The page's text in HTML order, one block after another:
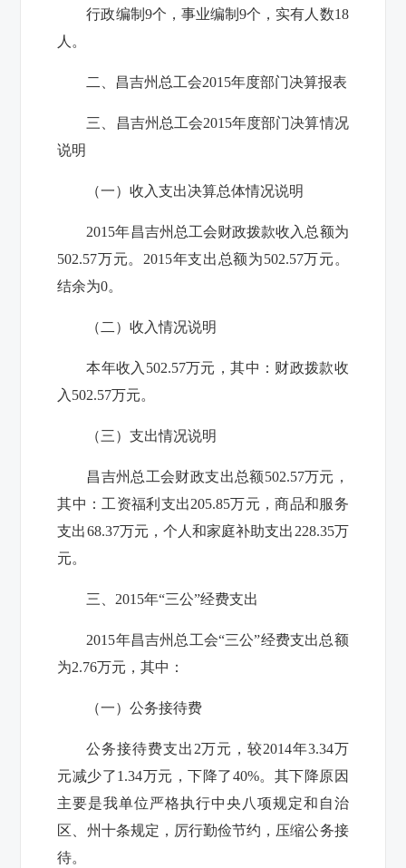
行政编制9个，事业编制9个，实有人数18
人。
二、昌吉州总工会2015年度部门决算报表
三、昌吉州总工会2015年度部门决算情况
说明
（一）收入支出决算总体情况说明
2015年昌吉州总工会财政拨款收入总额为
502.57万元。2015年支出总额为502.57万元。
结余为0。
（二）收入情况说明
本年收入502.57万元，其中：财政拨款收
入502.57万元。
（三）支出情况说明
昌吉州总工会财政支出总额502.57万元，
其中：工资福利支出205.85万元，商品和服务
支出68.37万元，个人和家庭补助支出228.35万
元。
三、2015年“三公”经费支出
2015年昌吉州总工会“三公”经费支出总额
为2.76万元，其中：
（一）公务接待费
公务接待费支出 2万元，较2014年3.34万
元减少了1.34万元，下降了40%。其下降原因
主要是我单位严格执行中央八项规定和自治
区、州十条规定，厉行勤俭节约，压缩公务接
待。